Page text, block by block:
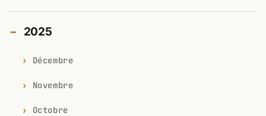
2025
Décembre
Novembre
Octobre